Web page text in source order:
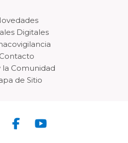
Digitales
Contacto
la Comunidad
de Sitio